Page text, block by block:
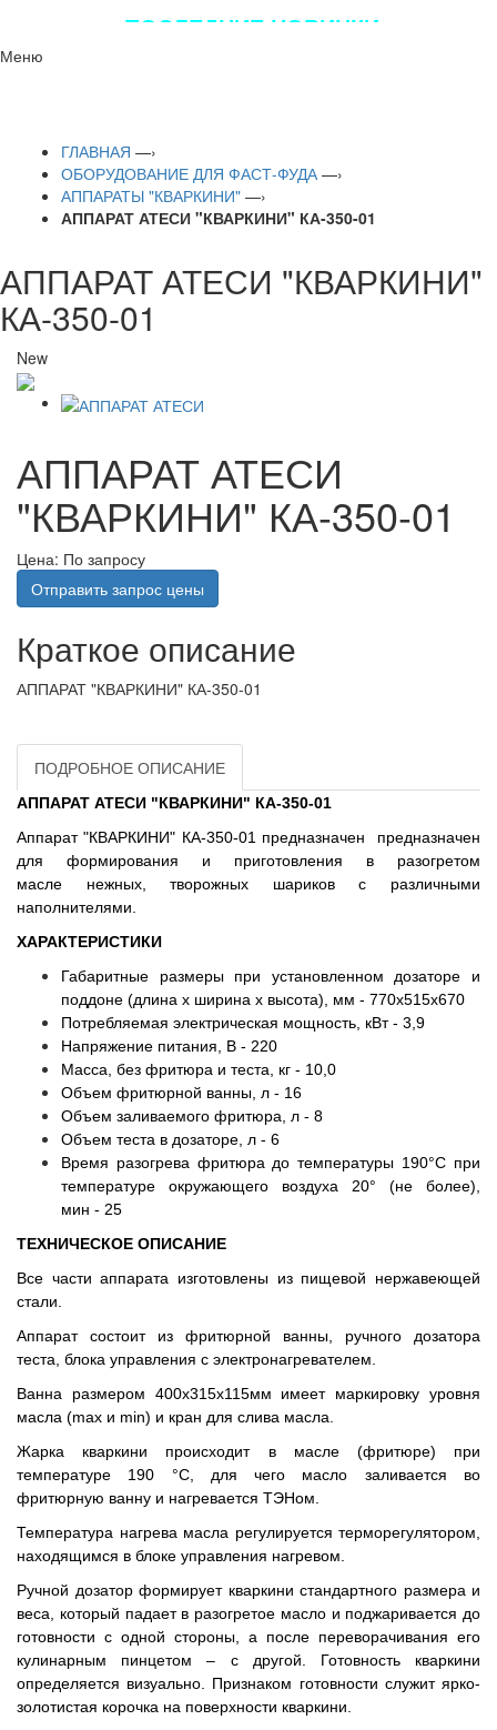
ПОСЛЕДНИЕ НОВИНКИ
Меню
ГЛАВНАЯ —›
ОБОРУДОВАНИЕ ДЛЯ ФАСТ-ФУДА—›
АППАРАТЫ "КВАРКИНИ" —›
АППАРАТ АТЕСИ "КВАРКИНИ" КА-350-01
АППАРАТ АТЕСИ "КВАРКИНИ"
КА-350-01
New
АППАРАТ АТЕСИ
"КВАРКИНИ" КА-350-01
Цена: По запросу
Отправить запрос цены
Краткое описание
АППАРАТ "КВАРКИНИ" КА-350-01
ПОДРОБНОЕ ОПИСАНИЕ
АППАРАТ АТЕСИ "КВАРКИНИ" КА-350-01
Аппарат "КВАРКИНИ" КА-350-01 предназначен предназначен
для формирования и приготовления в разогретом
масле нежных, творожных шариковс различными
наполнителями.
ХАРАКТЕРИСТИКИ
Габаритные размеры при установленном дозаторе и
поддоне (длина х ширина х высота), мм - 770х515х670
Потребляемая электрическая мощность, кВт - 3,9
Напряжение питания, В - 220
Масса, без фритюра и теста, кг - 10,0
Объем фритюрной ванны, л - 16
Объем заливаемого фритюра, л - 8
Объем теста в дозаторе, л - 6
Время разогрева фритюра до температуры 190°С при
температуре окружающего воздуха 20° (не более),
мин - 25
ТЕХНИЧЕСКОЕ ОПИСАНИЕ
Все части аппарата изготовлены из пищевой нержавеющей
стали.
Аппарат состоит из фритюрной ванны, ручного дозатора
теста, блока управления с электронагревателем.
Ванна размером 400х315х115мм имеет маркировку уровня
масла (max и min) и кран для слива масла.
Жарка кваркини происходит в масле (фритюре) при
температуре 190 °С, для чего масло заливается во
фритюрную ванну и нагревается ТЭНом.
Температура нагрева масла регулируется терморегулятором,
находящимся в блоке управления нагревом.
Ручной дозатор формирует кваркини стандартного размера и
веса, который падает в разогретое масло и поджаривается до
готовности с одной стороны, а после переворачивания его
кулинарным пинцетом – с другой. Готовность кваркини
определяется визуально. Признаком готовности служит ярко-
золотистая корочка на поверхности кваркини.